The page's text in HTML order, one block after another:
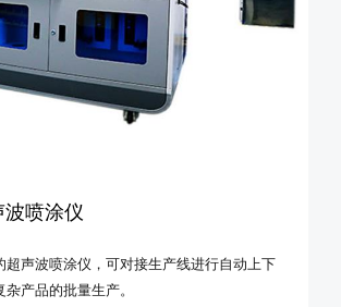
喷涂仪
超声波喷涂仪，可对接生产线进行自动上下
产品的批量生产。